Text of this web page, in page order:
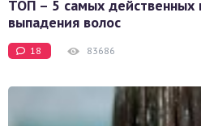
ТОП – 5 самых действенных
выпадения волос
18 83686